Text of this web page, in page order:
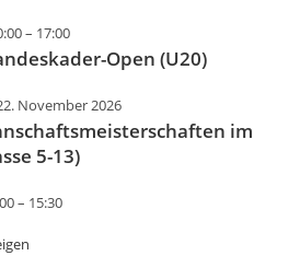
– 17:00
Open (U20)
November 2026
im
5-13)
– 15:30